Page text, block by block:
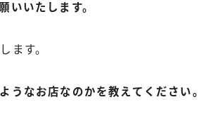
いいたします。
ます。
なお店なのかを教えてください。